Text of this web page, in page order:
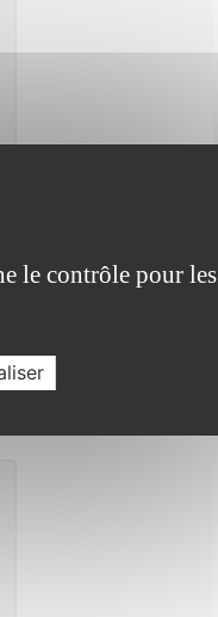
le contrôle pour les